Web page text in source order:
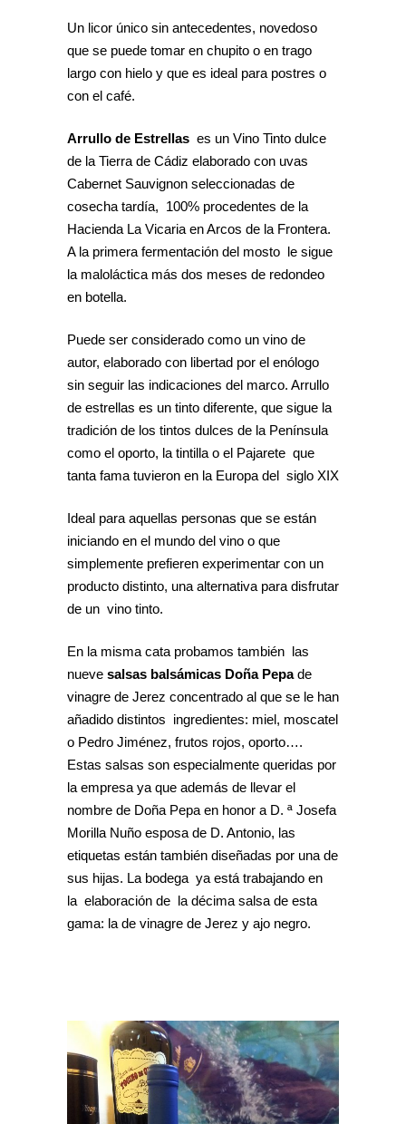
Un licor único sin antecedentes, novedoso
que se puede tomar en chupito o en trago
largo con hielo y que es ideal para postres o
con el café.
Arrullo de Estrellas es un Vino Tinto dulce
de la Tierra de Cádiz elaborado con uvas
Cabernet Sauvignon seleccionadas de
cosecha tardía, 100% procedentes de la
Hacienda La Vicaria en Arcos de la Frontera.
A la primera fermentación del mosto le sigue
la maloláctica más dos meses de redondeo
en botella.
Puede ser considerado como un vino de
autor, elaborado con libertad por el enólogo
sin seguir las indicaciones del marco. Arrullo
de estrellas es un tinto diferente, que sigue la
tradición de los tintos dulces de la Península
como el oporto, la tintilla o el Pajarete que
tanta fama tuvieron en la Europa del siglo XIX
Ideal para aquellas personas que se están
iniciando en el mundo del vino o que
simplemente prefieren experimentar con un
producto distinto, una alternativa para disfrutar
de un vino tinto.
En la misma cata probamos también las
nueve salsas balsámicas Doña Pepade
vinagre de Jerez concentrado al que se le han
añadido distintos ingredientes: miel, moscatel
o Pedro Jiménez, frutos rojos, oporto….
Estas salsas son especialmente queridas por
la empresa ya que además de llevar el
nombre de Doña Pepa en honor a D. ª Josefa
Morilla Nuño esposa de D. Antonio, las
etiquetas están también diseñadas por una de
sus hijas. La bodega ya está trabajando en
la elaboración de la décima salsa de esta
gama: la de vinagre de Jerez y ajo negro.